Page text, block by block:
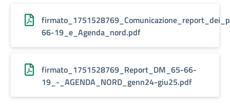
66-19_e_Agenda_nord.pdf
firmato_1751528769_Report_DM_65-66-
19_-_AGENDA_NORD_genn24-giu25.pdf